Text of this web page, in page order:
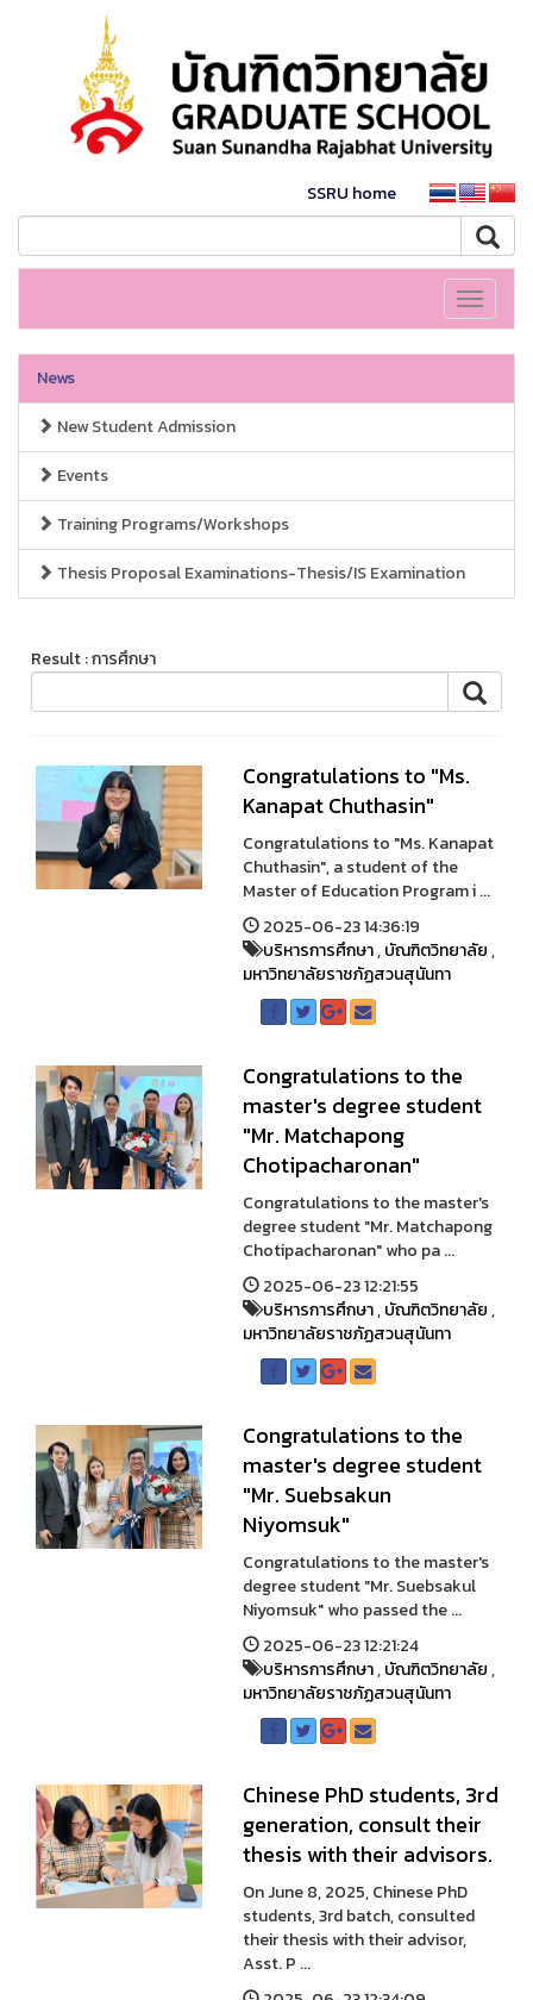
SSRU home
Toggle
News
New Student Admission
Events
Training Programs/Workshops
Thesis Proposal Examinations-Thesis/IS Examination
Result : การศึกษา
Congratulations to "Ms.
Kanapat Chuthasin"
Congratulations to "Ms. Kanapat
Chuthasin", a student of the
Master of Education Program i ...
2025-06-23 14:36:19
บริหารการศึกษา,บัณฑิตวิทยาลัย,
มหาวิทยาลัยราชภัฏสวนสุนันทา
Congratulations to the
master's degree student
"Mr. Matchapong
Chotipacharonan"
Congratulations to the master's
degree student "Mr. Matchapong
Chotipacharonan" who pa ...
2025-06-23 12:21:55
บริหารการศึกษา,บัณฑิตวิทยาลัย,
มหาวิทยาลัยราชภัฏสวนสุนันทา
Congratulations to the
master's degree student
"Mr. Suebsakun
Niyomsuk"
Congratulations to the master's
degree student "Mr. Suebsakul
Niyomsuk" who passed the ...
2025-06-23 12:21:24
บริหารการศึกษา,บัณฑิตวิทยาลัย,
มหาวิทยาลัยราชภัฏสวนสุนันทา
Chinese PhD students, 3rd
generation, consult their
thesis with their advisors.
On June 8, 2025, Chinese PhD
students, 3rd batch, consulted
their thesis with their advisor,
Asst. P ...